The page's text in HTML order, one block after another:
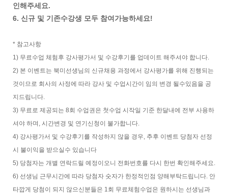
인해주세요.
6. 신규 및 기존수강생 모두 참여가능하세요!
* 참고사항
1) 무료수업 체험후 강사평가서 및 수강후기를 업데이트 해주셔야 합니다.
2) 본 이벤트는 북미선생님의 신규채용 과정에서 강사평가를 위해 진행되는
것이므로 회사의 사정에 따라 강사 및 수업시간이 임의 변경 될수있음을 공
지드립니다.
3) 무료로 제공되는 8회 수업권은 첫수업 시작일 기준 한달내에 전부 사용하
셔야 하며, 시간변경 및 연기신청이 불가합니다.
4) 강사평가서 및 수강후기를 작성하지 않을 경우, 추후 이벤트 당첨자 선정
시 불이익을 받으실수 있습니다
5) 당첨자는 개별 연락드릴 예정이오니 전화번호를 다시 한번 확인해주세요.
6) 선생님 근무시간에 따라 당첨자 숫자가 한정적인점 양해부탁드립니다. 안
타깝게 당첨이 되지 않으신분들은 1회 무료체험수업은 원하시는 선생님과